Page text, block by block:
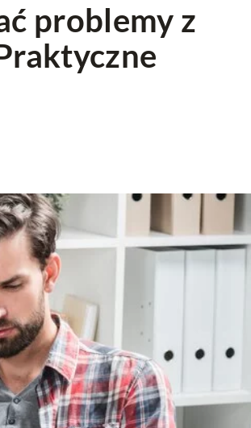
problemy z
INNE
05 lutego 2024
Jakie są korzyści z treningu koni na
arenach?
Przeanalizuj główne zalety treningu
krytych arenach. Dowiedz się, jak ten
szkolenia ma wpływ na zdrowie i
koni oraz jak może zwiększyć ich